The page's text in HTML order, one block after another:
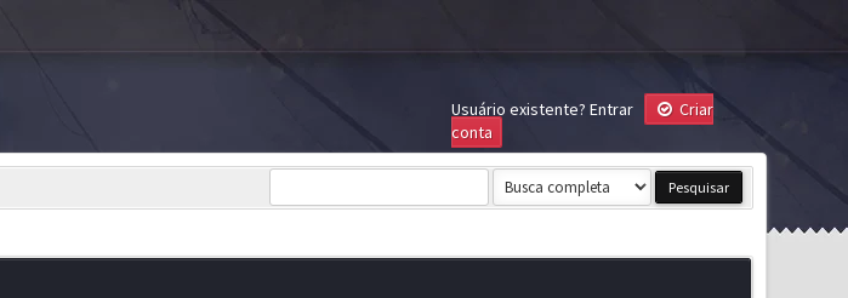
Usuário existente? Entrar
Criar
conta